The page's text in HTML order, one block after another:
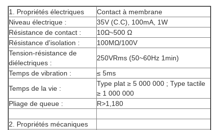
1. Propriétés électriques
Contact à membrane
Niveau électrique :
35V (C.C), 100mA, 1W
Résistance de contact :
10Ω~500 Ω
Résistance d'isolation :
100MΩ/100V
Tension-résistance de
diélectriques :
250VRms (50~60Hz 1min)
Temps de vibration :
≤ 5ms
Temps de la vie :
Type plat ≥ 5 000 000 ; Type tactile
≥ 1 000 000
Pliage de queue :
R>1,180
2. Propriétés mécaniques